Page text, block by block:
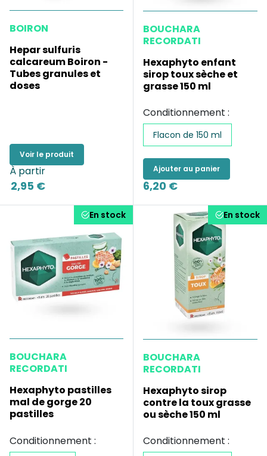
BOIRON
Hepar sulfuris
calcareum Boiron -
Tubes granules et
doses
Voir le produit
À partir
2,95 €
BOUCHARA
RECORDATI
Hexaphyto enfant
sirop toux sèche et
grasse 150 ml
Conditionnement :
Flacon de 150 ml
Ajouter au panier
6,20 €
En stock
BOUCHARA
RECORDATI
Hexaphyto pastilles
mal de gorge 20
pastilles
Conditionnement :
En stock
BOUCHARA
RECORDATI
Hexaphyto sirop
contre la toux grasse
ou sèche 150 ml
Conditionnement :